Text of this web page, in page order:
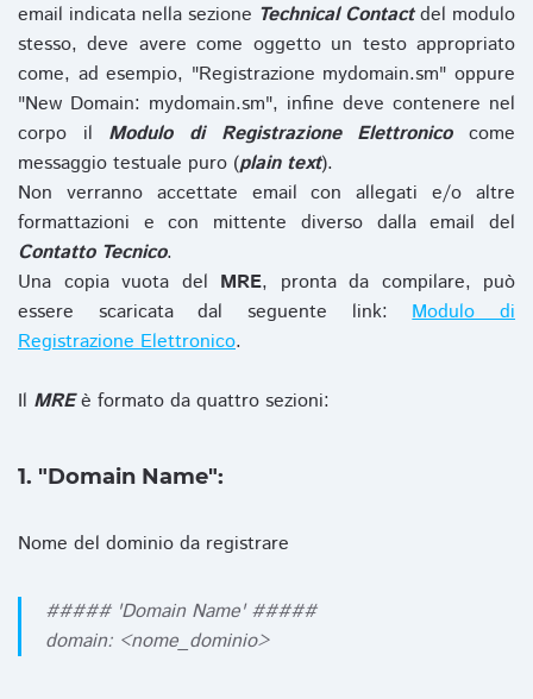
email indicata nella sezione Technical Contactdel modulo
stesso, deve avere come oggetto un testo appropriato
come, ad esempio, "Registrazione mydomain.sm" oppure
"New Domain: mydomain.sm", infine deve contenere nel
corpo il Modulo di Registrazione Elettronicocome
messaggio testuale puro (plain text).
Non verranno accettate email con allegati e/o altre
formattazioni e con mittente diverso dalla email del
Contatto Tecnico.
Una copia vuota del MRE, pronta da compilare, può
essere scaricata dal seguente link:Modulo di
Registrazione Elettronico.
Il MREè formato da quattro sezioni:
1. "Domain Name":
Nome del dominio da registrare
##### 'Domain Name' #####
domain: <nome_dominio>